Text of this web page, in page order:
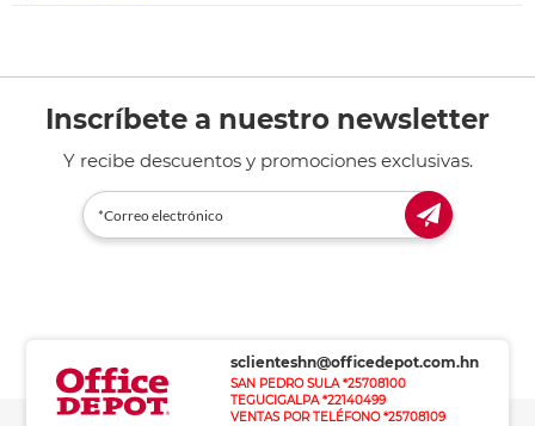
Inscríbete a nuestro newsletter
Y recibe descuentos y promociones exclusivas.
sclienteshn@officedepot.com.hn
SAN PEDRO SULA *25708100
TEGUCIGALPA *22140499
VENTAS POR TELÉFONO *25708109